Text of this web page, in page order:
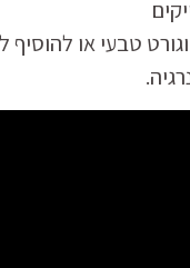
טבעי או להוסיף